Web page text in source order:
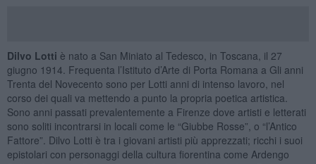
Dilvo Lotti è nato a San Miniato al Tedesco, in Toscana, il 27
giugno 1914. Frequenta l’Istituto d’Arte di Porta Romana a Gli anni
Trenta del Novecento sono per Lotti anni di intenso lavoro, nel
corso dei quali va mettendo a punto la propria poetica artistica.
Sono anni passati prevalentemente a Firenze dove artisti e letterati
sono soliti incontrarsi in locali come le “Giubbe Rosse”, o “l’Antico
Fattore”. Dilvo Lotti è tra i giovani artisti più apprezzati; ricchi i suoi
epistolari con personaggi della cultura fiorentina come Ardengo